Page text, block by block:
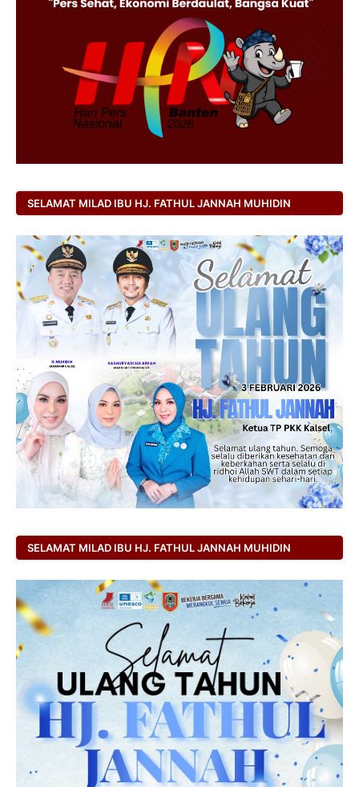
SELAMAT MILAD IBU HJ. FATHUL JANNAH MUHIDIN
SELAMAT MILAD IBU HJ. FATHUL JANNAH MUHIDIN